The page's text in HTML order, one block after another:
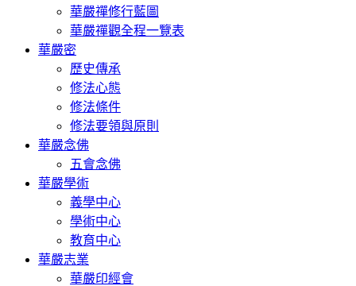
華嚴禪修行藍圖
華嚴禪觀全程一覽表
華嚴密
歷史傳承
修法心態
修法條件
修法要領與原則
華嚴念佛
五會念佛
華嚴學術
義學中心
學術中心
教育中心
華嚴志業
華嚴印經會